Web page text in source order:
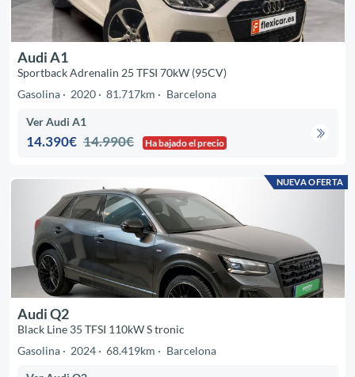
Audi A1
Sportback Adrenalin 25 TFSI 70kW (95CV)
Gasolina
2020 81.717km Barcelona
Ver Audi A1
14.390€ 14.990€ Ha bajado el precio
NUEVA OFERTA
Audi Q2
Black Line 35 TFSI 110kW S tronic
Gasolina
2024 68.419km Barcelona